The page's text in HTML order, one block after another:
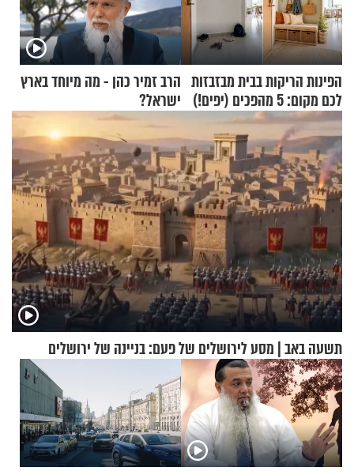
הפינות הריקות בבית מבזבזות
לכם מקום: 5 מהפכים (יפים!)
שאפשר לעשות כבר היום
הרב זמיר כהן - מה מיוחד בארץ
ישראל?
תשעה באב | מסע לירושלים של פעם: בניינה של ירושלים